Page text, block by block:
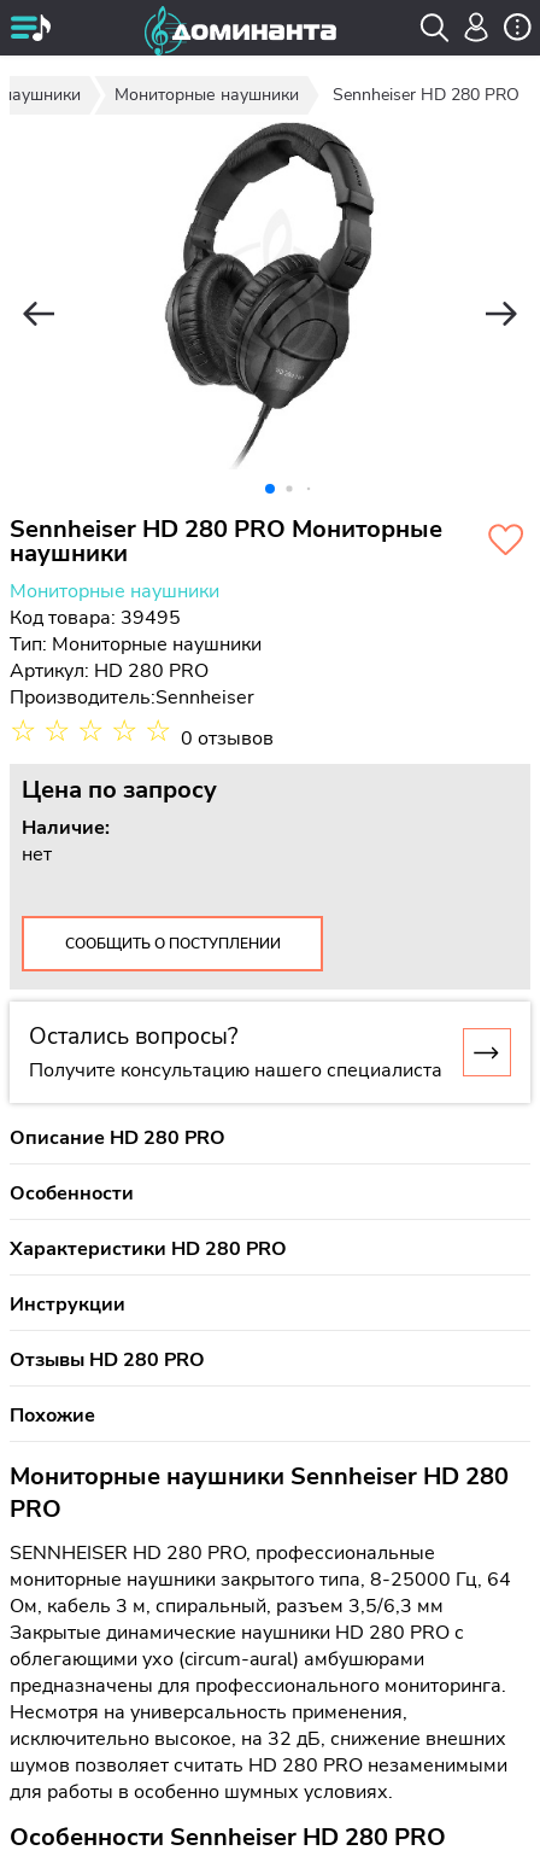
Мониторные наушники Sennheiser HD 280 PRO
Sennheiser HD 280 PRO Мониторные
наушники
Мониторные наушники
Код товара: 39495
Тип: Мониторные наушники
Артикул: HD 280 PRO
Производитель:Sennheiser
☆ ☆ ☆ ☆ ☆ 0 отзывов
Цена по запросу
Наличие:
нет
СООБЩИТЬ О ПОСТУПЛЕНИИ
Остались вопросы?
Получите консультацию нашего специалиста
Описание HD 280 PRO
Особенности
Характеристики HD 280 PRO
Инструкции
Отзывы HD 280 PRO
Похожие
Мониторные наушники Sennheiser HD 280
PRO
SENNHEISER HD 280 PRO, профессиональные
мониторные наушники закрытого типа, 8-25000 Гц, 64
Ом, кабель 3 м, спиральный, разъем 3,5/6,3 мм
Закрытые динамические наушники HD 280 PRO с
облегающими ухо (circum-aural) амбушюрами
предназначены для профессионального мониторинга.
Несмотря на универсальность применения,
исключительно высокое, на 32 дБ, снижение внешних
шумов позволяет считать HD 280 PRO незаменимыми
для работы в особенно шумных условиях.
Особенности Sennheiser HD 280 PRO